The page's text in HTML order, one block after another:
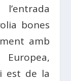
bones
amb
est de la